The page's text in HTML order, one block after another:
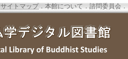
サイトマップ．本館について ． 諮問委員会 ．